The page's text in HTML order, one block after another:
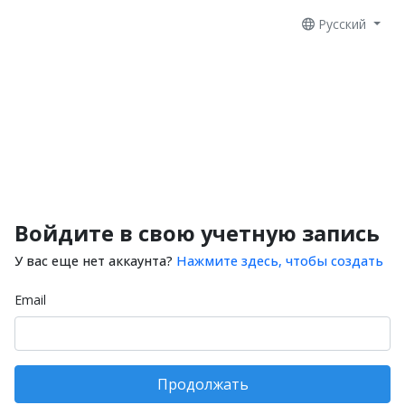
Русский
Войдите в свою учетную запись
У вас еще нет аккаунта? Нажмите здесь, чтобы создать
Email
Продолжать